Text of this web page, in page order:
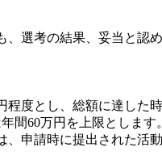
、選考の結果、妥当と認
程度とし、総額に達した
間60万円を上限とします。
、申請時に提出された活